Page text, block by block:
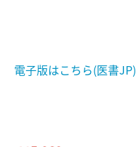
電子版はこちら(医書JP)